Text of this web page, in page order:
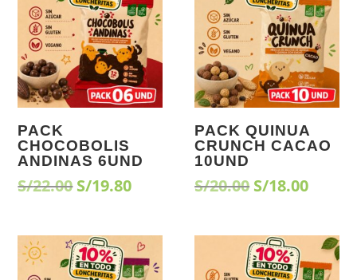
PACK
CHOCOBOLIS
ANDINAS 6UND
S/22.00 El
era:
S/22.00.
S/19.80El
es:
S/19.80.
PACK QUINUA
CRUNCH CACAO
10UND
S/20.00 El
era:
S/20.00.
S/18.00El
es:
S/
¡Oferta! ¡Oferta!